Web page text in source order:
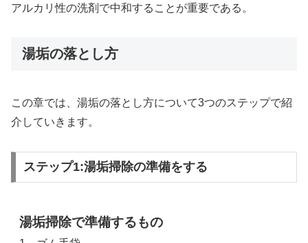
アルカリ性の洗剤で中和することが重要である。
湯垢の落とし方
この章では、湯垢の落とし方について3つのステップで紹
介していきます。
ステップ1:湯垢掃除の準備をする
湯垢掃除で準備するもの